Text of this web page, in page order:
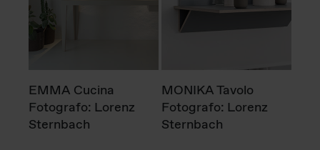
EMMA Cucina
Fotografo: Lorenz
Sternbach
MONIKA Tavolo
Fotografo: Lorenz
Sternbach